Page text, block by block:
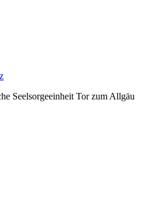
Seelsorgeeinheit Tor zum Allgäu